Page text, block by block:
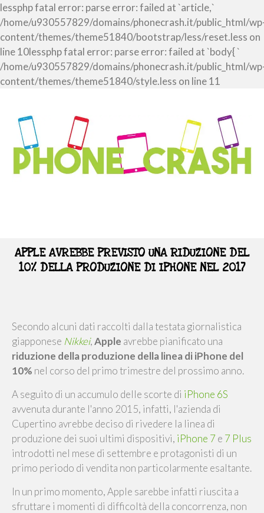
lessphp fatal error: parse error: failed at `article,`
/home/u930557829/domains/phonecrash.it/public_html/
content/themes/theme51840/bootstrap/less/reset.less on
line 10lessphp fatal error: parse error: failed at `body{ `
/home/u930557829/domains/phonecrash.it/public_html/
content/themes/theme51840/style.less on line 11
APPLE AVREBBE PREVISTO UNA RIDUZIONE DEL
10% DELLA PRODUZIONE DI IPHONE NEL 2017
Secondo alcuni dati raccolti dalla testata giornalistica
giapponese Nikkei,Apple avrebbe pianificato una
riduzione della produzione della linea di iPhone del
10% nel corso del primo trimestre del prossimo anno.
A seguito di un accumulo delle scorte di iPhone 6S
avvenuta durante l'anno 2015, infatti, l'azienda di
Cupertino avrebbe deciso di rivedere la linea di
produzione dei suoi ultimi dispositivi, iPhone 7 e 7 Plus
introdotti nel mese di settembre e protagonisti di un
primo periodo di vendita non particolarmente esaltante.
In un primo momento, Apple sarebbe infatti riuscita a
sfruttare i momenti di difficoltà della concorrenza, non